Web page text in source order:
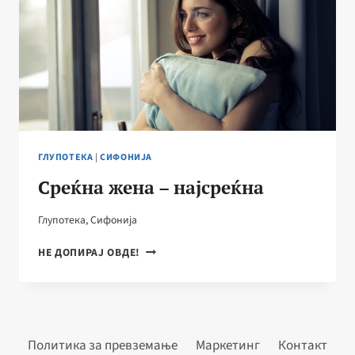
ГЛУПОТЕКА |СИФОНИЈА
Среќна жена – најсреќна
Глупотека,Сифонија
НЕ ДОПИРАЈ ОВДЕ! СРЕЌНА
Политика за превземање Маркетинг Контакт